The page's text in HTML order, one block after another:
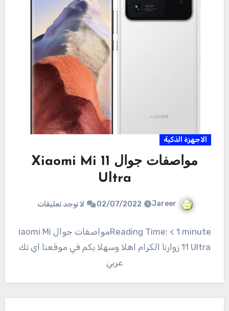
الاجهزة الذكية
مواصفات جوال Xiaomi Mi 11
Ultra
Jareer
02/07/2022 لا توجد تعليقات
Reading Time: < 1 minuteمواصفات جوال Xiaomi Mi
11 Ultra زوارنا الكرام اهلا وسهلا بكم في موقعنا اي تك
عربي